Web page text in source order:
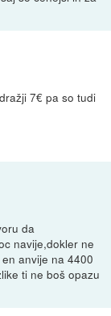
7€ pa so tudi
da
navije,dokler ne
anvije na 4400
ti ne boš opazu